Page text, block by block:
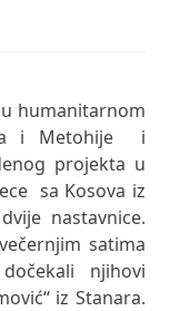
humanitarnom
i Metohije i
projekta u
sa Kosova iz
nastavnice.
satima
njihovi
iz Stanara.